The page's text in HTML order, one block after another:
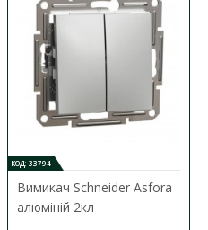
КОД: 33794
Вимикач Schneider Asfora
алюміній 2кл